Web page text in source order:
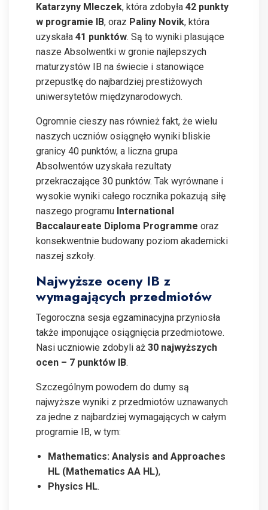
Katarzyny Mleczek, która zdobyła 42 punkty
w programie IB, oraz Paliny Novik, która
uzyskała 41 punktów. Są to wyniki plasujące
nasze Absolwentki w gronie najlepszych
maturzystów IB na świecie i stanowiące
przepustkę do najbardziej prestiżowych
uniwersytetów międzynarodowych.
Ogromnie cieszy nas również fakt, że wielu
naszych uczniów osiągnęło wyniki bliskie
granicy 40 punktów, a liczna grupa
Absolwentów uzyskała rezultaty
przekraczające 30 punktów. Tak wyrównane i
wysokie wyniki całego rocznika pokazują siłę
naszego programu International
Baccalaureate Diploma Programme oraz
konsekwentnie budowany poziom akademicki
naszej szkoły.
Najwyższe oceny IB z
wymagających przedmiotów
Tegoroczna sesja egzaminacyjna przyniosła
także imponujące osiągnięcia przedmiotowe.
Nasi uczniowie zdobyli aż 30 najwyższych
ocen – 7 punktów IB.
Szczególnym powodem do dumy są
najwyższe wyniki z przedmiotów uznawanych
za jedne z najbardziej wymagających w całym
programie IB, w tym:
Mathematics: Analysis and Approaches
HL (Mathematics AA HL),
Physics HL.